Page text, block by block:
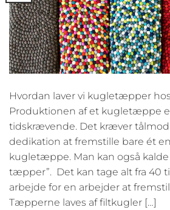
Hvordan laver vi kugletæpper
Produktionen af et kugletæppe
tidskrævende. Det kræver
dedikation at fremstille bare ét
kugletæppe. Man kan også
tæpper”. Det kan tage alt fra 40
arbejde for en arbejder at
Tæpperne laves af filtkugler […]